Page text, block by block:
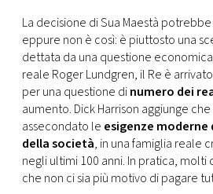
La decisione di Sua Maestà
eppure non è così: è piuttosto una
dettata da una questione
reale Roger Lundgren, il Re è
per una questione dinumero dei
aumento. Dick Harrison aggiunge che
assecondato le esigenze
della società, in una famiglia reale
negli ultimi 100 anni. In pratica,
che non ci sia più motivo di pagare